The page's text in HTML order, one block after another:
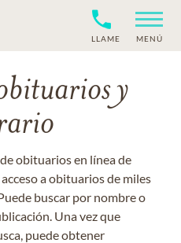
LLAME MENÚ
y
obituarios en línea de
a obituarios de miles
buscar por nombre o
Una vez que
puede obtener